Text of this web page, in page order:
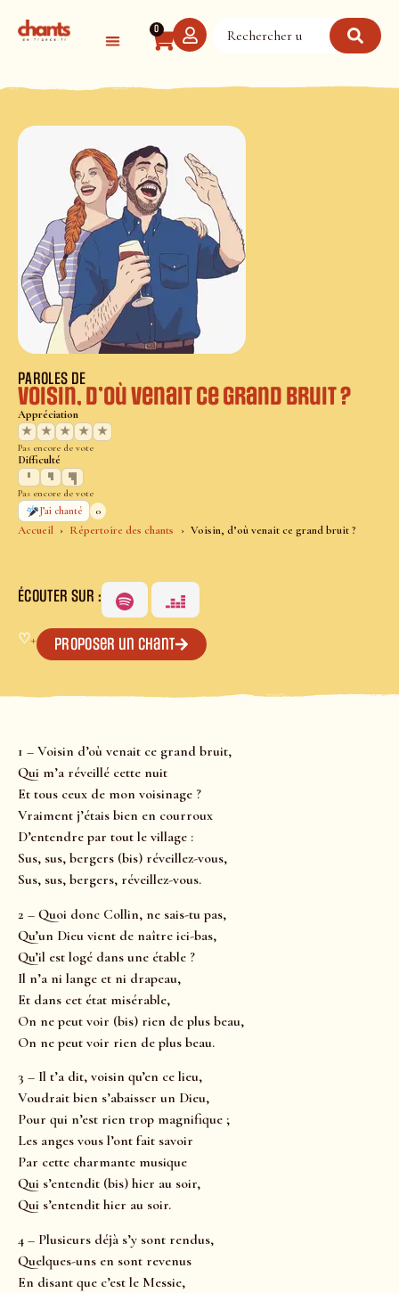
0
Accueil Répertoire des chants Voisin, d’où venait ce grand bruit ?
PAROLES DE
Voisin, d’où venait ce grand bruit ?
Appréciation
★
★ ★ ★ ★
Pas encore de vote
Difficulté
Pas encore de vote
J’ai chanté
0
ÉCOUTER SUR :
♡+ Proposer un chant
1 – Voisin d’où venait ce grand bruit,
Qui m’a réveillé cette nuit
Et tous ceux de mon voisinage ?
Vraiment j’étais bien en courroux
D’entendre par tout le village :
Sus, sus, bergers (bis) réveillez-vous,
Sus, sus, bergers, réveillez-vous.
2 – Quoi donc Collin, ne sais-tu pas,
Qu’un Dieu vient de naître ici-bas,
Qu’il est logé dans une étable ?
Il n’a ni lange et ni drapeau,
Et dans cet état misérable,
On ne peut voir (bis) rien de plus beau,
On ne peut voir rien de plus beau.
3 – Il t’a dit, voisin qu’en ce lieu,
Voudrait bien s’abaisser un Dieu,
Pour qui n’est rien trop magnifique ;
Les anges vous l’ont fait savoir
Par cette charmante musique
Qui s’entendit (bis) hier au soir,
Qui s’entendit hier au soir.
4 – Plusieurs déjà s’y sont rendus,
Quelques-uns en sont revenus
En disant que c’est le Messie,